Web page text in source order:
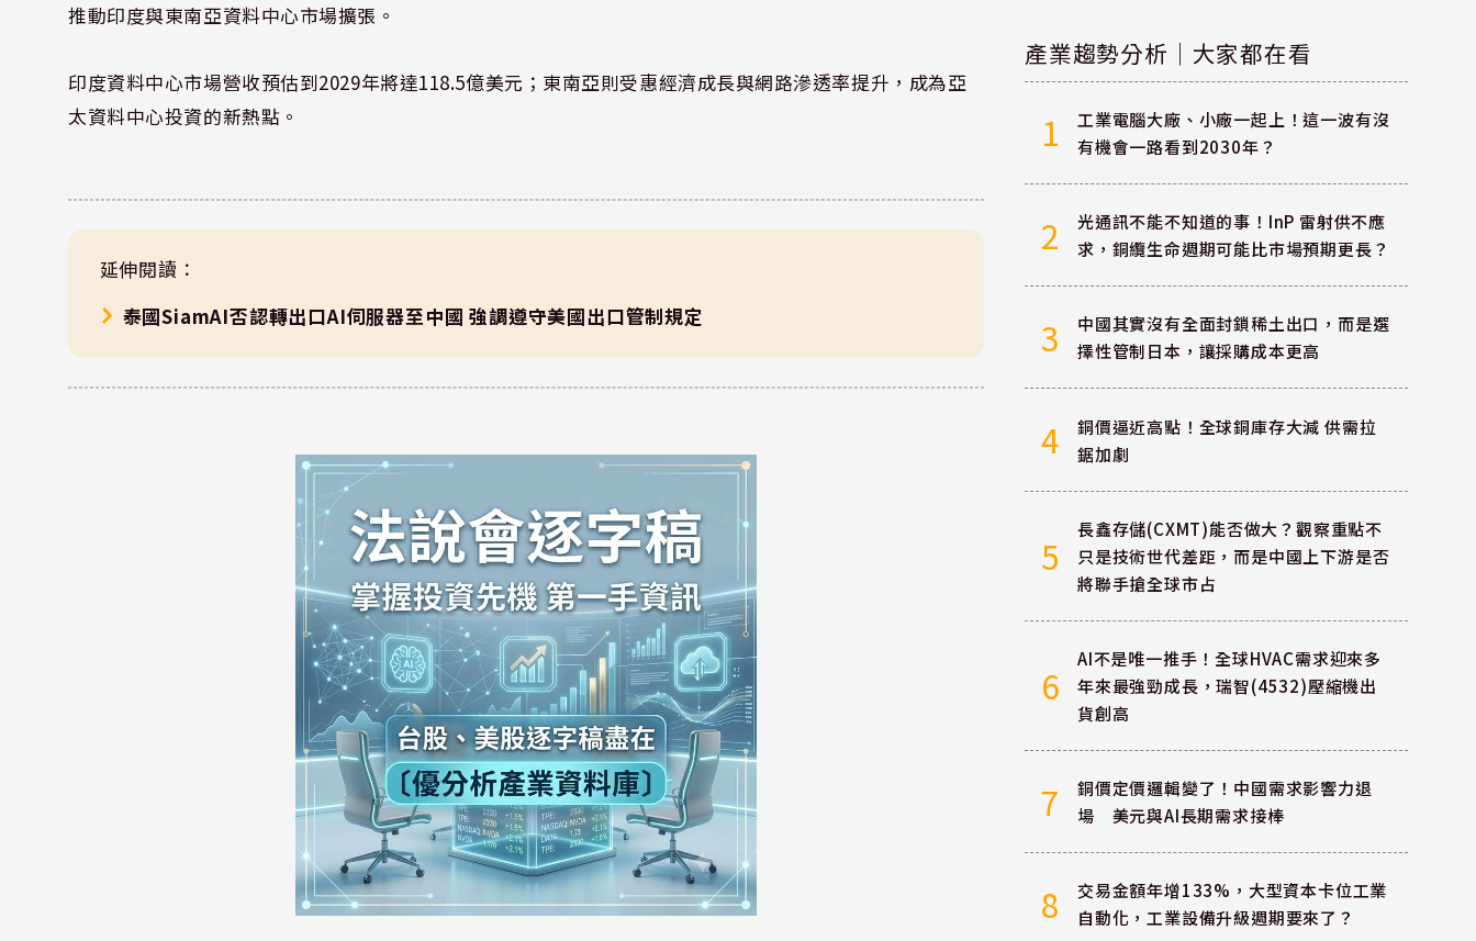
推動印度與東南亞資料中心市場擴張。
印度資料中心市場營收預估到2029年將達118.5億美元；東南亞則受惠經濟成長與網路滲透率提升，成為亞
太資料中心投資的新熱點。
延伸閱讀：
泰國SiamAI否認轉出口AI伺服器至中國 強調遵守美國出口管制規定
產業趨勢分析｜大家都在看
1
工業電腦大廠、小廠一起上！這一波有沒
有機會一路看到2030年？
2
光通訊不能不知道的事！InP 雷射供不應
求，銅纜生命週期可能比市場預期更長？
3
中國其實沒有全面封鎖稀土出口，而是選
擇性管制日本，讓採購成本更高
4
銅價逼近高點！全球銅庫存大減 供需拉
鋸加劇
5
長鑫存儲(CXMT)能否做大？觀察重點不
只是技術世代差距，而是中國上下游是否
將聯手搶全球市占
6
AI不是唯一推手！全球HVAC需求迎來多
年來最強勁成長，瑞智(4532)壓縮機出
貨創高
7
銅價定價邏輯變了！中國需求影響力退
場 美元與AI長期需求接棒
8
交易金額年增133%，大型資本卡位工業
自動化，工業設備升級週期要來了？